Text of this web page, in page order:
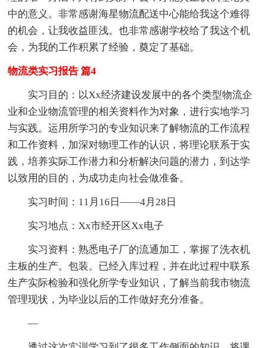
中的意义。非常感谢海星物流配送中心能给我这个难得
的机会，让我收益匪浅。也非常感谢学校给了我这个机
会，为我的工作积累了经验，奠定了基础。
物流类实习报告 篇4
实习目的：以Xx经济建设发展中的各个类型物流企
业和企业物流管理的相关资料作为对象，进行实地学习
与实践。运用所学习的专业知识来了解物流的工作流程
和工作资料，加深对物理工作的认识，将理论联系于实
践，培养实际工作潜力和分析解决问题的潜力，到达学
以致用的目的，为成功走向社会做准备。
实习时间：11月16日——4月28日
实习地点：Xx市经开区Xx电子
实习资料：熟悉电子厂的流通加工，掌握了洗衣机
主板的生产。包装。已经入库过程，并在此过程中联系
生产实际检验和强化所学专业知识，了解当前我市物流
管理现状，为毕业以后的工作做好充分准备。
—